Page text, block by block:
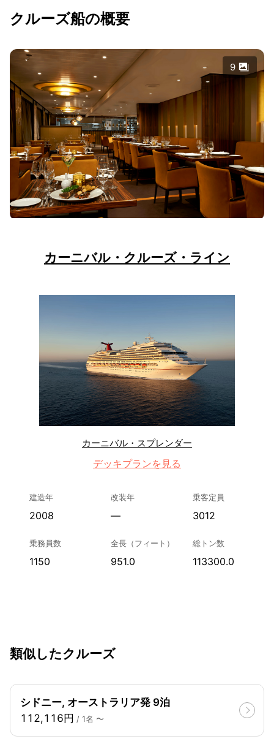
クルーズ船の概要
9
カーニバル・クルーズ・ライン
カーニバル・スプレンダー
デッキプランを見る
建造年
2008
改装年
—
乗客定員
3012
乗務員数
1150
全長（フィート）
951.0
総トン数
113300.0
類似したクルーズ
シドニー, オーストラリア発 9泊
112,116円 / 1名 〜